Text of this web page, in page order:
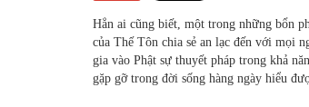
Hẳn ai cũng biết, một trong những bổn
của Thế Tôn chia sẻ an lạc đến với mọi
gia vào Phật sự thuyết pháp trong khả
gặp gỡ trong đời sống hàng ngày hiểu